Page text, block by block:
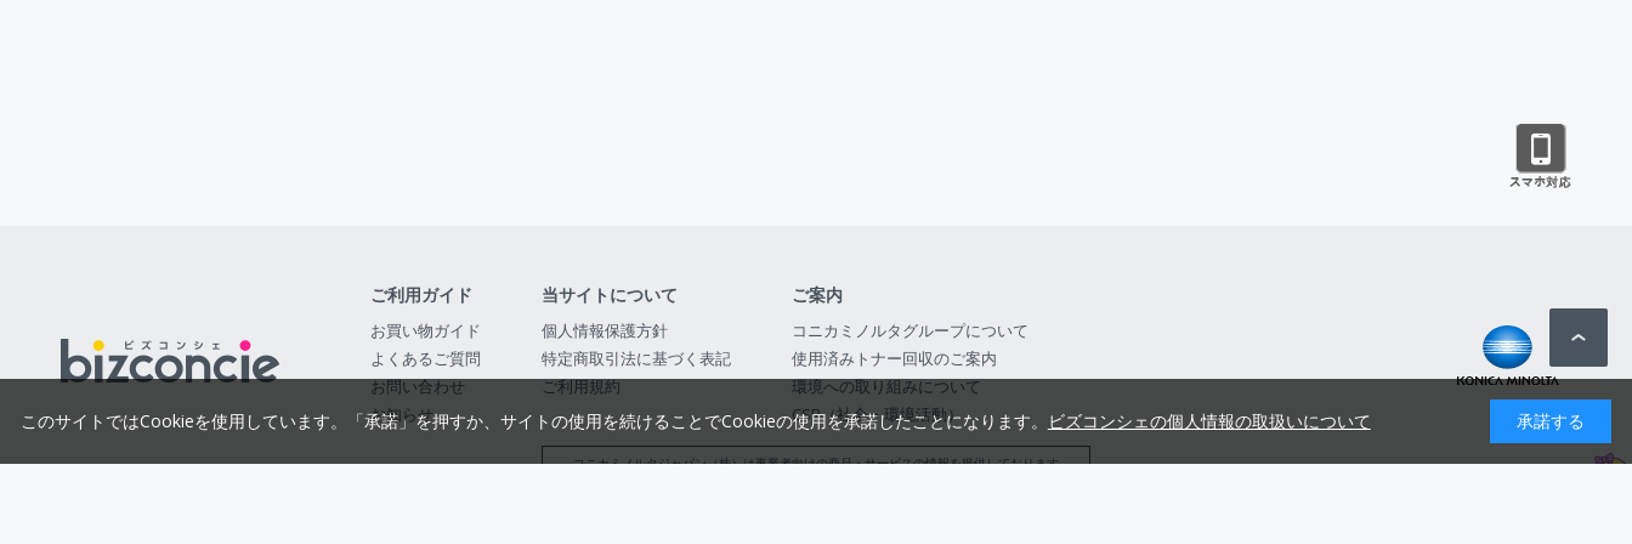
ご利用ガイド
お買い物ガイド
よくあるご質問
お問い合わせ
お知らせ
当サイトについて
個人情報保護方針
特定商取引法に基づく表記
ご利用規約
ご案内
コニカミノルタグループについて
使用済みトナー回収のご案内
環境への取り組みについて
CSR（社会・環境活動）
コニカミノルタジャパン（株）は事業者向けの商品・サービスの情報を提供しております
このサイトではCookieを使用しています。「承諾」を押すか、サイトの使用を続けることでCookieの使用を承諾したことになります。 ビズコンシェの個人情報の取扱いについて 承諾する